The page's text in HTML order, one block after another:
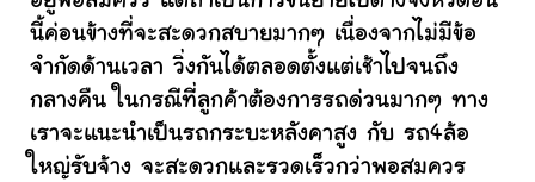
นี้ค่อนข้างที่จะสะดวกสบายมากๆ เนื่องจากไม่มีข้อ
จำกัดด้านเวลา วิ่งกันได้ตลอดตั้งแต่เช้าไปจนถึง
กลางคืน ในกรณีที่ลูกค้าต้องการรถด่วนมากๆ ทาง
เราจะแนะนำเป็นรถกระบะหลังคาสูง กับ รถ4ล้อ
ใหญ่รับจ้าง จะสะดวกและรวดเร็วกว่าพอสมควร